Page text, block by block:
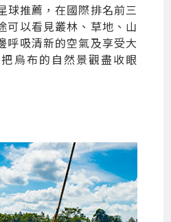
推薦，在國際排名前三
可以看見叢林、草地、山
呼吸清新的空氣及享受大
烏布的自然景觀盡收眼